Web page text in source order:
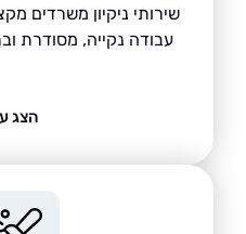
שירותי ניקיון משרדים מקצועיים
עבודה נקייה, מסודרת ובריאה